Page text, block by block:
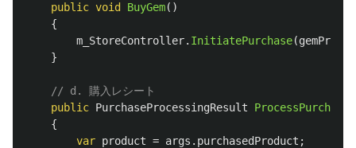
public void BuyGem()
{
m_StoreController. InitiatePurchase(
}
// d. 購入レシート
public PurchaseProcessingResult ProcessPurchase
{
var product = args . purchasedProduct ;